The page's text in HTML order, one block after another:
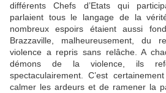
différents Chefs d’Etats qui
parlaient tous le langage de la
nombreux espoirs étaient aussi
Brazzaville, malheureusement, du
violence a repris sans relâche. A
démons de la violence, ils
spectaculairement. C’est
calmer les ardeurs et de ramener la